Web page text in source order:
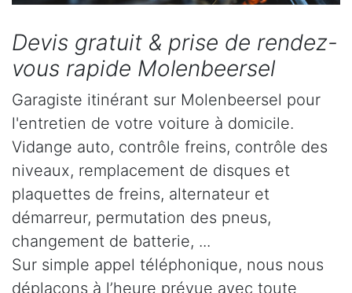
Devis gratuit & prise de rendez-
vous rapide Molenbeersel
Garagiste itinérant sur Molenbeersel pour
l'entretien de votre voiture à domicile.
Vidange auto, contrôle freins, contrôle des
niveaux, remplacement de disques et
plaquettes de freins, alternateur et
démarreur, permutation des pneus,
changement de batterie, ...
Sur simple appel téléphonique, nous nous
déplaçons à l’heure prévue avec toute